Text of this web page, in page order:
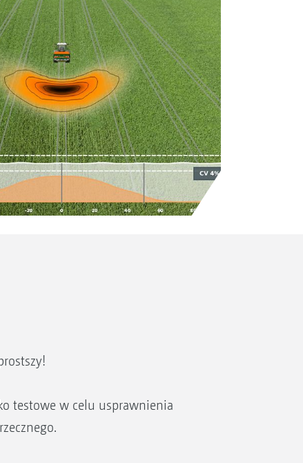
testowe w celu usprawnienia